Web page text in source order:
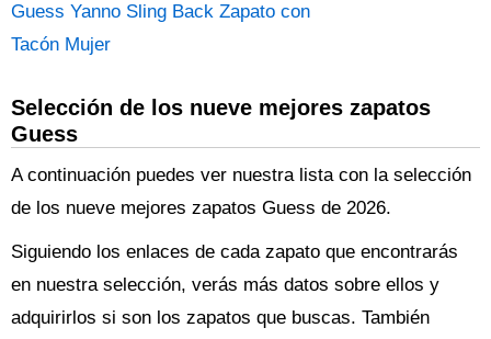
Guess Yanno Sling Back Zapato con
Tacón Mujer
Selección de los nueve mejores zapatos
Guess
A continuación puedes ver nuestra lista con la selección
de los nueve mejores zapatos Guess de 2026.
Siguiendo los enlaces de cada zapato que encontrarás
en nuestra selección, verás más datos sobre ellos y
adquirirlos si son los zapatos que buscas. También